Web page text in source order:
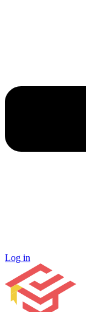
Log in